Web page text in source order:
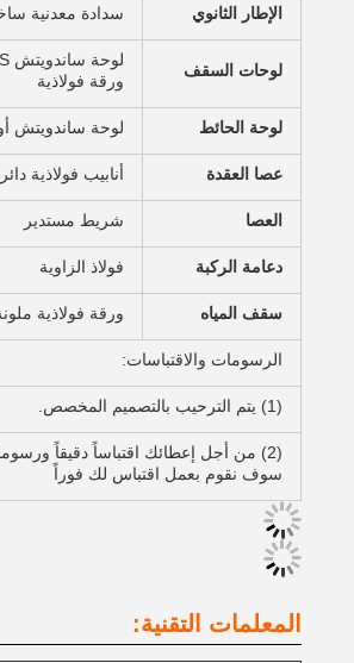
الإطار الثانوي سدادة معدنية
لوحات السقف
ورقة فولاذية
لوحة الحائط لوحة ساندويتش
عصا العقدة أنابيب فولاذية
العصا شريط مستدير
دعامة الركبة فولاذ الزاوية
سقف المياه ورقة فولاذية
الرسومات والاقتباسات:
(1) يتم الترحيب بالتصميم المخصص.
(2) من أجل إعطائك اقتباساً دقيقاً ورسومات، يرجى إعلامنا بالطول والعرض وارتفاع السقف والطقس المحلي.
سوف نقوم بعمل اقتباس لك فوراً
المعلمات التقنية: